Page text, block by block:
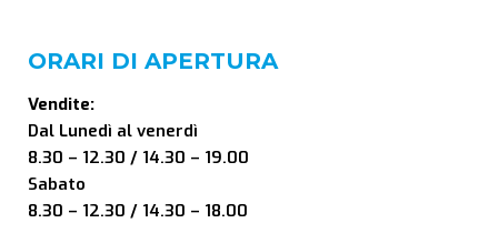
ORARI DI APERTURA
Vendite:
Dal Lunedì al venerdì
8.30 – 12.30 / 14.30 – 19.00
Sabato
8.30 – 12.30 / 14.30 – 18.00